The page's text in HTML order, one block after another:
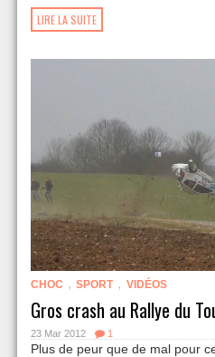
LIRE LA SUITE
CHOC , SPORT , VIDÉOS
Gros crash au Rallye du
23 Mar 2012 1
Plus de peur que de mal pour